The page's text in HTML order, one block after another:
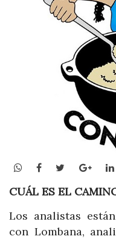
WhatsApp
Facebook
Twitter
CUÁL ES EL
Los analistas
con Lombana,